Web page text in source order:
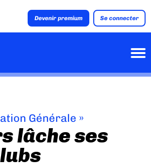
Devenir premium Se connecter
Générale »
lâche ses